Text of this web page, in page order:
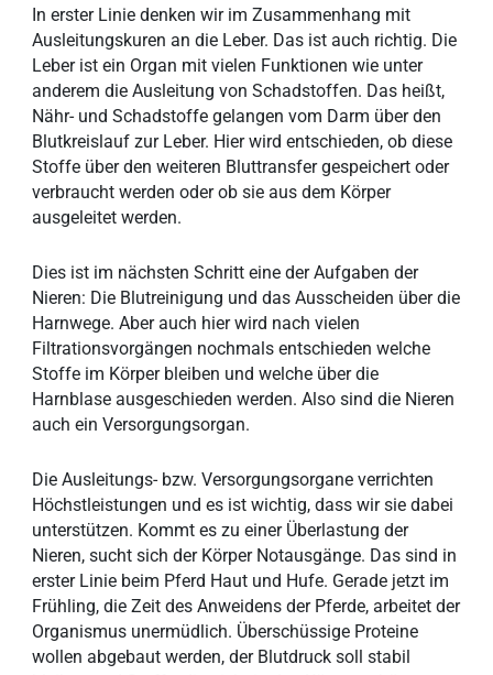
In erster Linie denken wir im Zusammenhang mit
Ausleitungskuren an die Leber. Das ist auch richtig. Die
Leber ist ein Organ mit vielen Funktionen wie unter
anderem die Ausleitung von Schadstoffen. Das heißt,
Nähr- und Schadstoffe gelangen vom Darm über den
Blutkreislauf zur Leber. Hier wird entschieden, ob diese
Stoffe über den weiteren Bluttransfer gespeichert oder
verbraucht werden oder ob sie aus dem Körper
ausgeleitet werden.
Dies ist im nächsten Schritt eine der Aufgaben der
Nieren: Die Blutreinigung und das Ausscheiden über die
Harnwege. Aber auch hier wird nach vielen
Filtrationsvorgängen nochmals entschieden welche
Stoffe im Körper bleiben und welche über die
Harnblase ausgeschieden werden. Also sind die Nieren
auch ein Versorgungsorgan.
Die Ausleitungs- bzw. Versorgungsorgane verrichten
Höchstleistungen und es ist wichtig, dass wir sie dabei
unterstützen. Kommt es zu einer Überlastung der
Nieren, sucht sich der Körper Notausgänge. Das sind in
erster Linie beim Pferd Haut und Hufe. Gerade jetzt im
Frühling, die Zeit des Anweidens der Pferde, arbeitet der
Organismus unermüdlich. Überschüssige Proteine
wollen abgebaut werden, der Blutdruck soll stabil